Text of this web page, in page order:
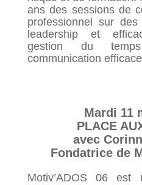
ans des sessions de
professionnel sur
leadership et
gestion du
communication
Mardi 11
PLACE
avec
Fondatrice de
Motiv’ADOS 06 est